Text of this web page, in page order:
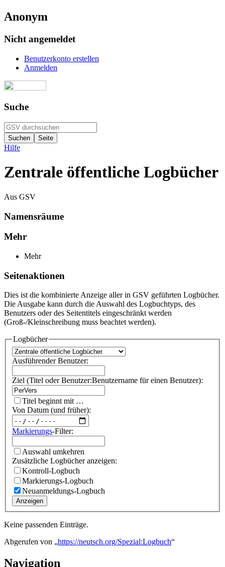
Anonym
Nicht angemeldet
Benutzerkonto erstellen
Anmelden
Suche
Hilfe
Zentrale öffentliche Logbücher
Aus GSV
Namensräume
Mehr
Mehr
Seitenaktionen
Dies ist die kombinierte Anzeige aller in GSV geführten Logbücher.
Die Ausgabe kann durch die Auswahl des Logbuchtyps, des
Benutzers oder des Seitentitels eingeschränkt werden
(Groß-/Kleinschreibung muss beachtet werden).
Logbücher
Ausführender Benutzer:
Ziel (Titel oder Benutzer:Benutzername für einen Benutzer):
Titel beginnt mit …
Von Datum (und früher):
Markierungs-Filter:
Auswahl umkehren
Zusätzliche Logbücher anzeigen:
Kontroll-Logbuch
Markierungs-Logbuch
Neuanmeldungs-Logbuch
Anzeigen
Keine passenden Einträge.
Abgerufen von „https://neutsch.org/Spezial:Logbuch“
Navigation